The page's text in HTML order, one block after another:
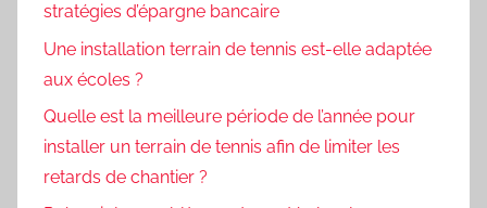
stratégies d’épargne bancaire
Une installation terrain de tennis est-elle adaptée
aux écoles ?
Quelle est la meilleure période de l’année pour
installer un terrain de tennis afin de limiter les
retards de chantier ?